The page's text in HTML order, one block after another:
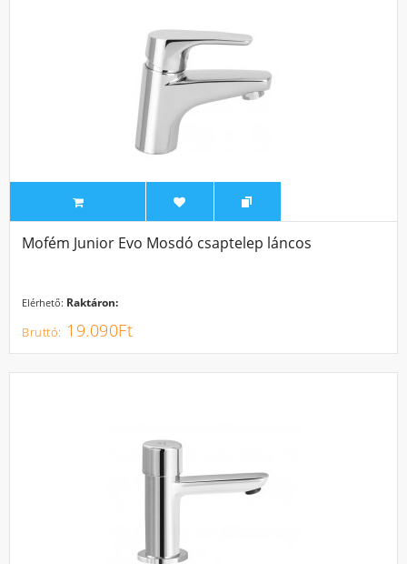
Mofém Junior Evo Mosdó csaptelep láncos
Elérhető: Raktáron:
19.090Ft